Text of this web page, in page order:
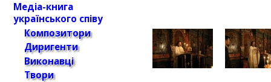
Медіа-книга
українського співу
Композитори
Диригенти
Виконавці
Твори